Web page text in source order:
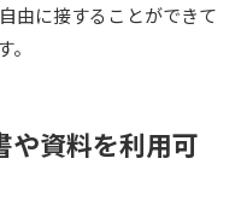
・グローバルに強い大学特
由に接することができて
や資料を利用可